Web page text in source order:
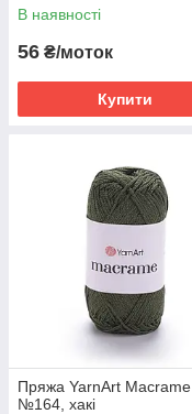
В наявності
56 ₴/моток
Купити
Пряжа YarnArt Macrame
№164, хакі